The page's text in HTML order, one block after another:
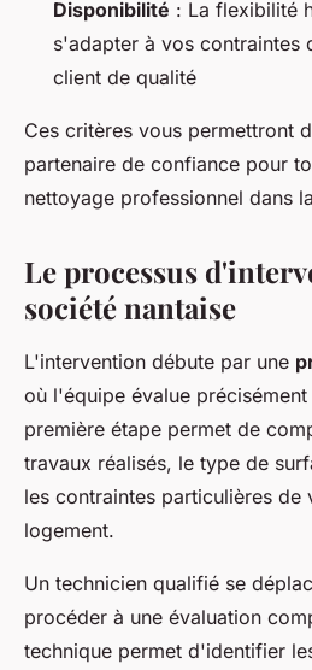
Disponibilité : La flexibilité
s'adapter à vos contraintes
client de qualité
Ces critères vous permettront
partenaire de confiance pour
nettoyage professionnel dans
Le processus
société nantaise
L'intervention débute par une
où l'équipe évalue
première étape permet de
travaux réalisés, le type de
les contraintes particulières de
logement.
Un technicien qualifié se
procéder à une évaluation
technique permet d'identifier